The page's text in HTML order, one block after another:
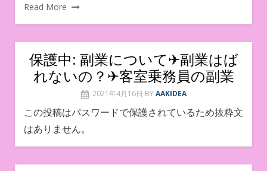
Read More
保護中: 副業について✈副業はば
れないの？✈客室乗務員の副業
2021年4月16日 BY AAKIDEA
この投稿はパスワードで保護されているため抜粋文
はありません。